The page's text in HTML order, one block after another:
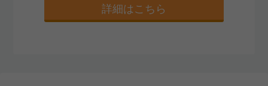
詳細はこちら